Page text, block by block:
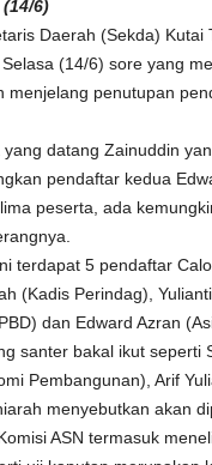
6)
Daerah (Sekda) Kutai
(14/6) sore yang
menjelang penutupan
datang Zainuddin
pendaftar kedua
peserta, ada
terdapat 5 pendaftar
(Kadis Perindag),
dan Edward Azran
santer bakal ikut seperti
Pembangunan), Arif
menyebutkan akan
ASN termasuk